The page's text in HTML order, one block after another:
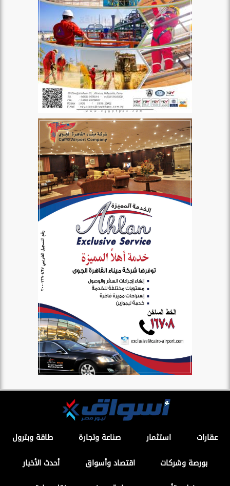
عقارات استثمار صناعة وتجارة
طاقة وبترول
بورصة وشركات
اقتصاد وأسواق
أحدث الأخبار